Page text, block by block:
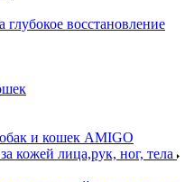
восстановление
и кошек AMIGO
кожей лица,рук, ног, тела